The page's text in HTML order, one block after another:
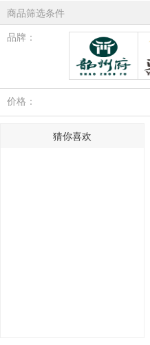
商品筛选条件
品牌：
韶州府
价格：
猜你喜欢